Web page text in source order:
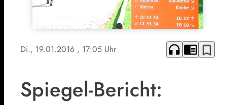
Di., 19.01.2016 , 17:05 Uhr headphones chrome_reader_mode bookmark_border
Spiegel-Bericht: